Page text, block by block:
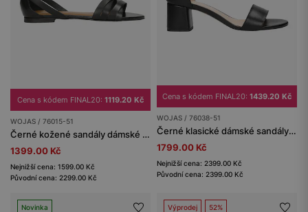
Cena s kódem FINAL20: 1119.20 Kč
WOJAS / 76015-51
Černé kožené sandály dámské z kvalitní kůže
1399.00 Kč
Nejnižší cena: 1599.00 Kč
Původní cena: 2299.00 Kč
Cena s kódem FINAL20: 1439.20 Kč
WOJAS / 76038-51
Černé klasické dámské sandály na podpatku
1799.00 Kč
Nejnižší cena: 2399.00 Kč
Původní cena: 2399.00 Kč
Novinka Výprodej 52%